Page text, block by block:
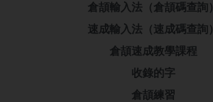
倉頡輸入法（倉頡碼查詢）
速成輸入法（速成碼查詢）
倉頡速成教學課程
收錄的字
倉頡練習